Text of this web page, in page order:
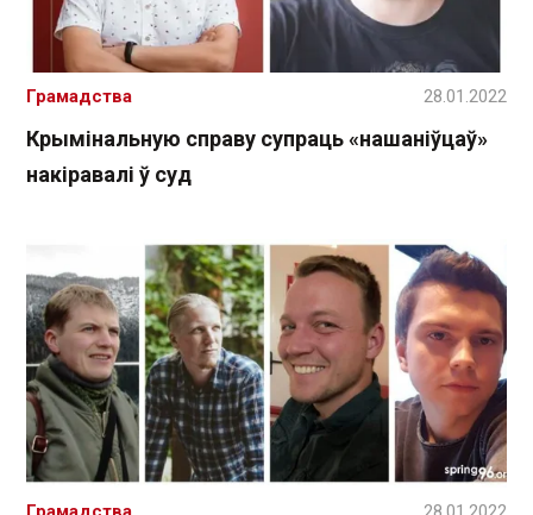
Крымінальную справу супраць «нашаніўцаў»
накіравалі ў суд
Грамадства 28.01.2022